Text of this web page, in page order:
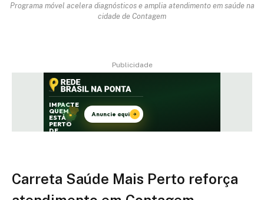
Programa móvel acelera diagnósticos e amplia atendimento em saúde na
cidade de Contagem
Publicidade
Carreta Saúde Mais Perto reforça